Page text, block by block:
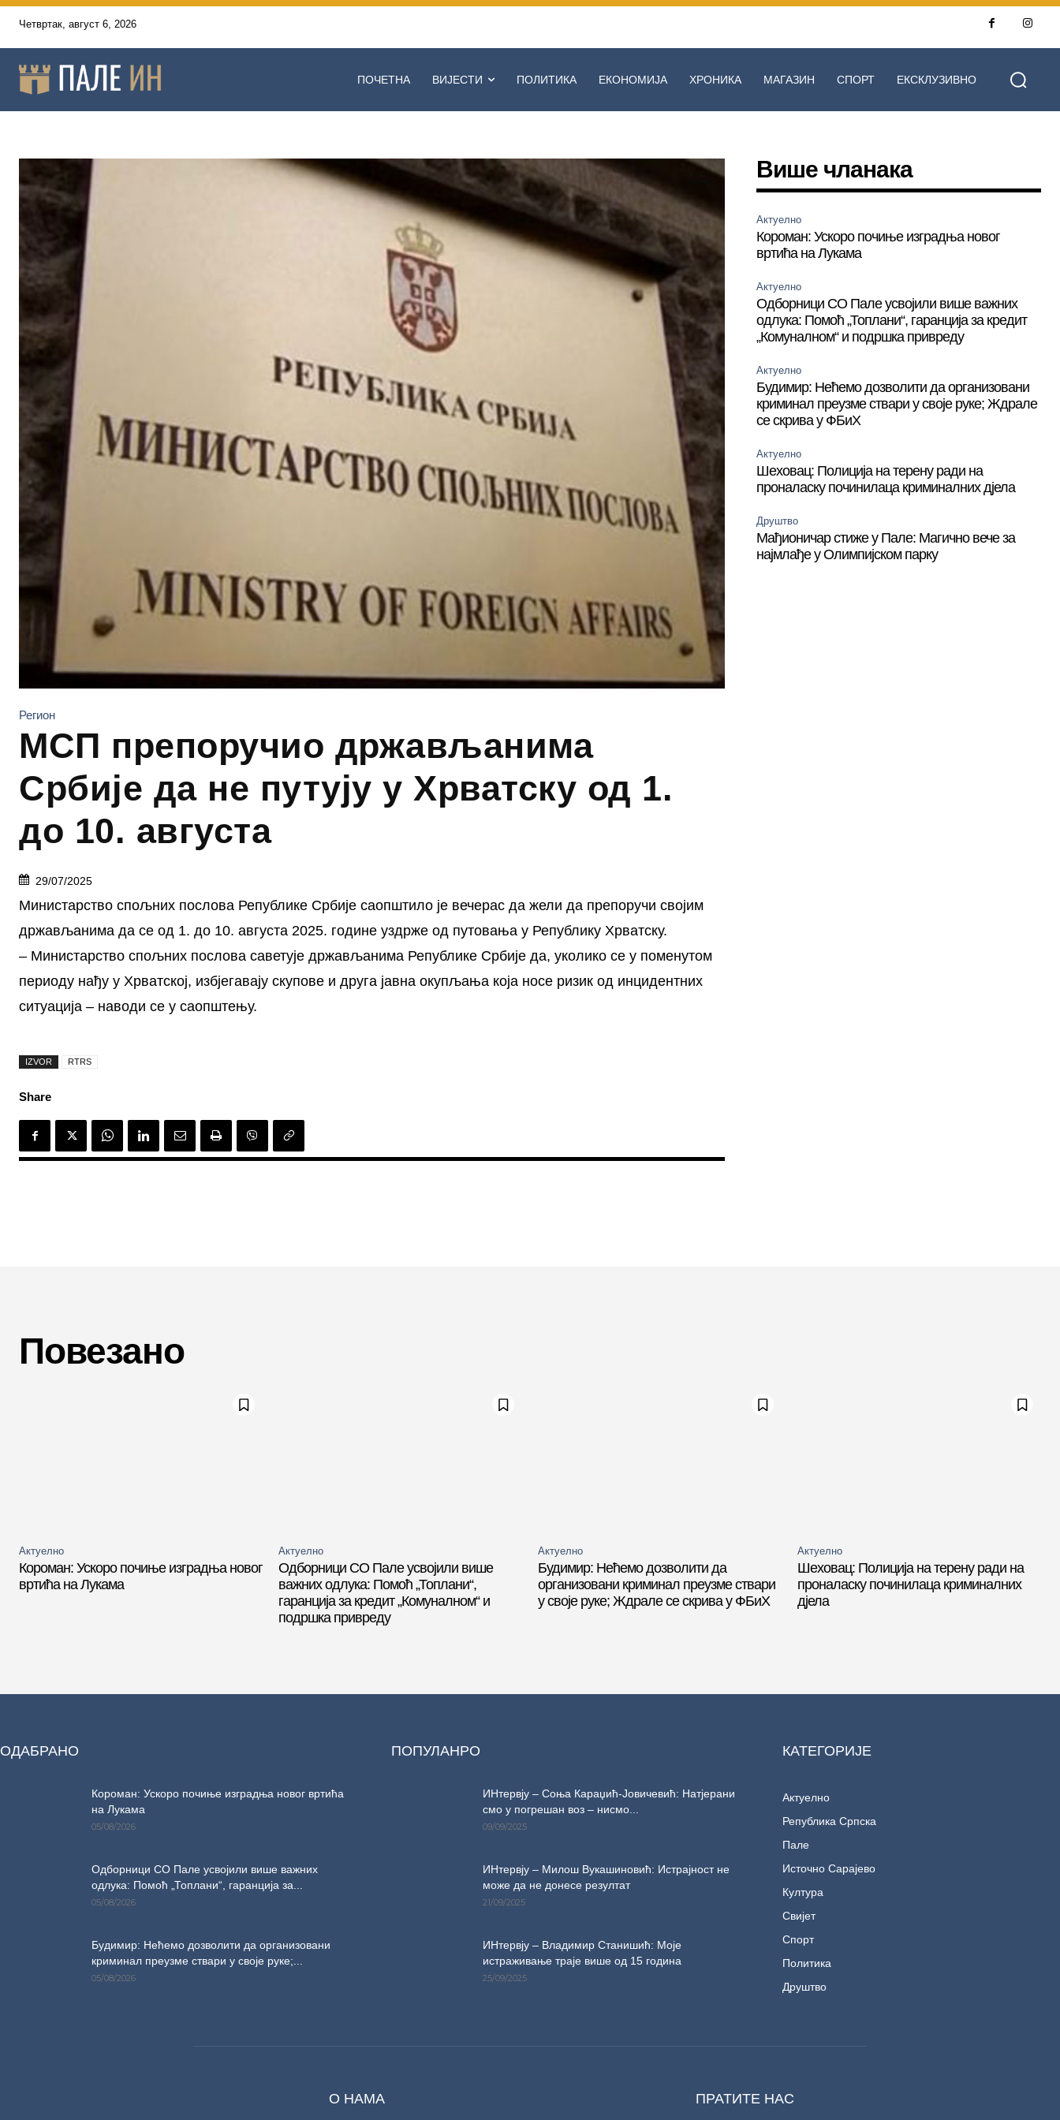
Четвртак, август 6, 2026
ПОЧЕТНА ВИЈЕСТИ ПОЛИТИКА ЕКОНОМИЈА ХРОНИКА МАГАЗИН СПОРТ ЕКСКЛУЗИВНО
Регион
МСП препоручио држављанима
Србије да не путују у Хрватску од 1.
до 10. августа
29/07/2025
Министарство спољних послова Републике Србије саопштило је вечерас да жели да препоручи својим
држављанима да се од 1. до 10. августа 2025. године уздрже од путовања у Републику Хрватску.
– Министарство спољних послова саветује држављанима Републике Србије да, уколико се у поменутом
периоду нађу у Хрватској, избјегавају скупове и друга јавна окупљања која носе ризик од инцидентних
ситуација – наводи се у саопштењу.
IZVOR RTRS
Share
Више чланака
Актуелно
Короман: Ускоро почиње изградња новог
вртића на Лукама
Актуелно
Одборници СО Пале усвојили више важних
одлука: Помоћ „Топлани“, гаранција за кредит
„Комуналном“ и подршка привреду
Актуелно
Будимир: Нећемо дозволити да организовани
криминал преузме ствари у своје руке; Ждрале
се скрива у ФБиХ
Актуелно
Шеховац: Полиција на терену ради на
проналаску починилаца криминалних дјела
Друштво
Мађионичар стиже у Пале: Магично вече за
најмлађе у Олимпијском парку
Повезано
Актуелно
Короман: Ускоро почиње изградња новог
вртића на Лукама
Актуелно
Одборници СО Пале усвојили више
важних одлука: Помоћ „Топлани“,
гаранција за кредит „Комуналном“ и
подршка привреду
Актуелно
Будимир: Нећемо дозволити да
организовани криминал преузме ствари
у своје руке; Ждрале се скрива у ФБиХ
Актуелно
Шеховац: Полиција на терену ради на
проналаску починилаца криминалних
дјела
ОДАБРАНО
Короман: Ускоро почиње изградња новог вртића
на Лукама
05/08/2026
Одборници СО Пале усвојили више важних
одлука: Помоћ „Топлани“, гаранција за...
05/08/2026
Будимир: Нећемо дозволити да организовани
криминал преузме ствари у своје руке;...
05/08/2026
ПОПУЛАНРО
ИНтервју – Соња Караџић-Јовичевић: Натјерани
смо у погрешан воз – нисмо...
09/09/2025
ИНтервју – Милош Вукашиновић: Истрајност не
може да не донесе резултат
21/09/2025
ИНтервју – Владимир Станишић: Моје
истраживање траје више од 15 година
25/09/2025
КАТЕГОРИЈЕ
Актуелно
Република Српска
Пале
Источно Сарајево
Култура
Свијет
Спорт
Политика
Друштво
О НАМА ПРАТИТЕ НАС